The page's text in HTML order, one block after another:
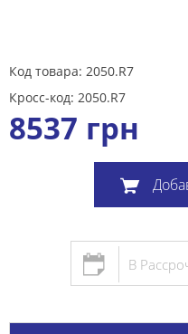
Код товара: 2050.R7
Кросс-код: 2050.R7
8537 грн
В